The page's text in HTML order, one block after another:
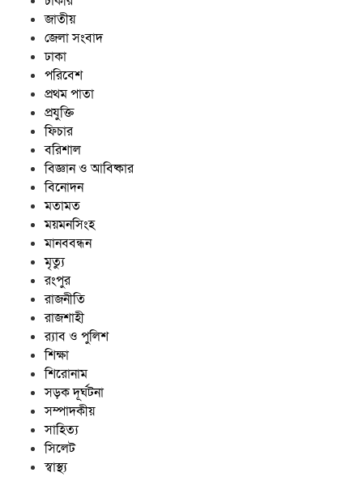
জাতীয়
জেলা সংবাদ
ঢাকা
পরিবেশ
প্রথম পাতা
প্রযুক্তি
ফিচার
বরিশাল
বিজ্ঞান ও আবিষ্কার
বিনোদন
মতামত
ময়মনসিংহ
মানববন্ধন
মৃত্যু
রংপুর
রাজনীতি
রাজশাহী
র‍্যাব ও পুলিশ
শিক্ষা
শিরোনাম
সড়ক দূর্ঘটনা
সম্পাদকীয়
সাহিত্য
সিলেট
স্বাস্থ্য